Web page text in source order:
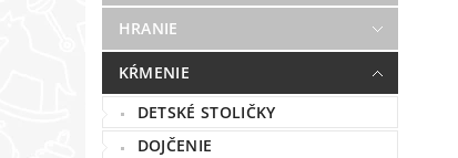
HRANIE
KŔMENIE
DETSKÉ STOLIČKY
DOJČENIE